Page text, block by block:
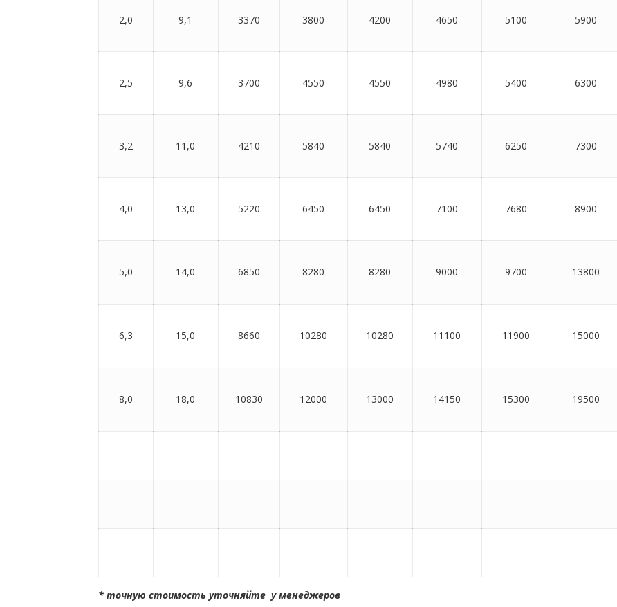
2,0 9,1 3370 3800 4200 4650 5100 5900
2,5 9,6 3700 4550 4550 4980 5400 6300
3,2 11,0 4210 5840 5840 5740 6250 7300
4,0 13,0 5220 6450 6450 7100 7680 8900
5,0 14,0 6850 8280 8280 9000 9700 13800
6,3 15,0 8660 10280 10280 11100 11900 15000
8,0 18,0 10830 12000 13000 14150 15300 19500
* точную стоимость уточняйте у менеджеров